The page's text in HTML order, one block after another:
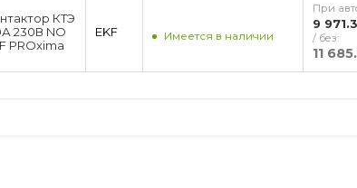
КТЭ
230В NO
PROxima
EKF Имеется в наличии
При
9
/ без:
11